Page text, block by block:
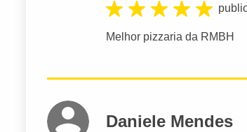
Melhor pizzaria da RMBH
Daniele Mendes